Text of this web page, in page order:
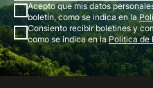
Acepto que mis datos
boletín, como se indica en la
Consiento recibir boletines y
como se indica en laPolítica de